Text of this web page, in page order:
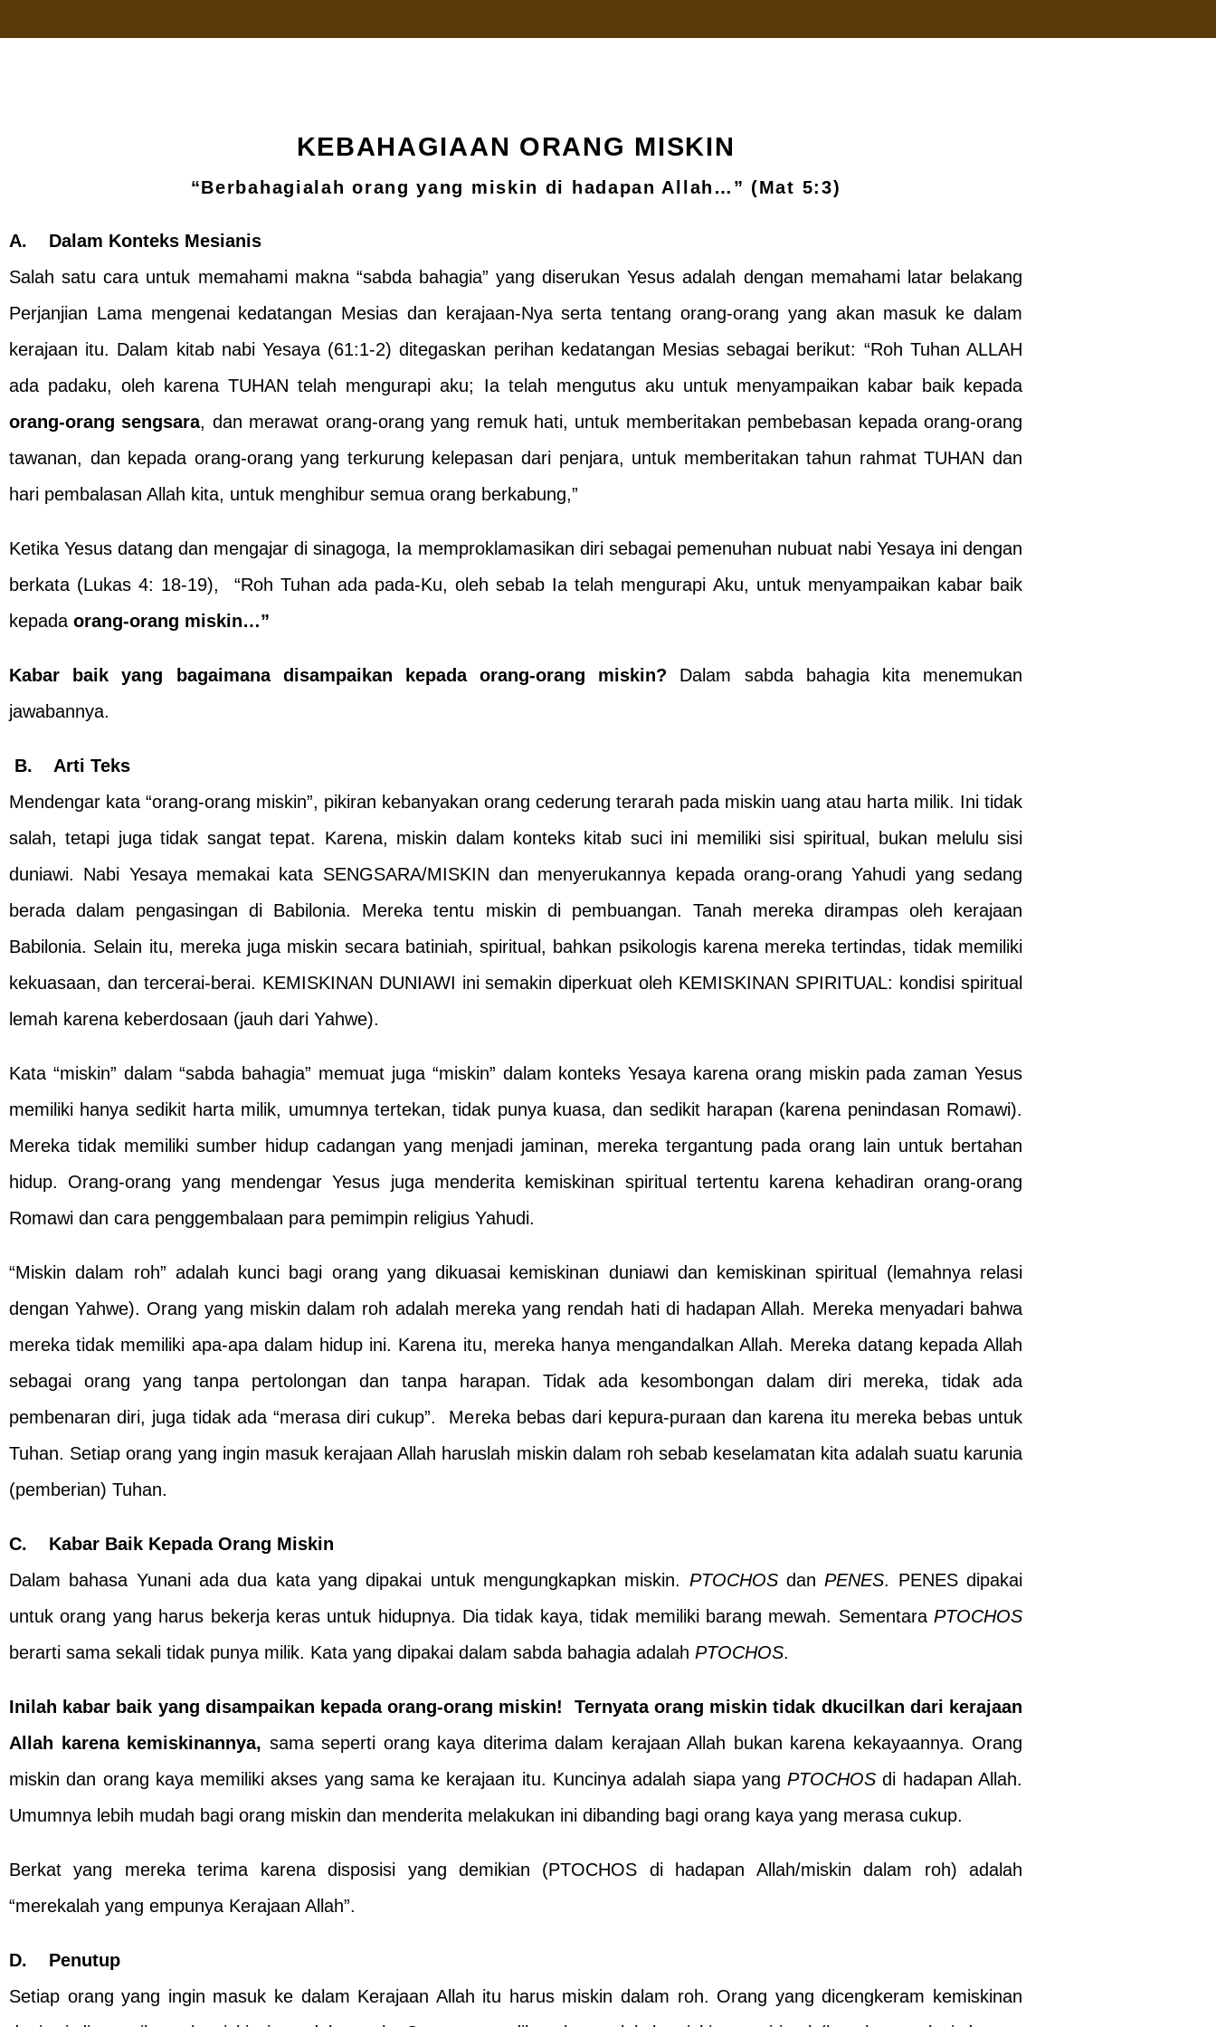
KEBAHAGIAAN ORANG MISKIN
“Berbahagialah orang yang miskin di hadapan Allah…” (Mat 5:3)
A. Dalam Konteks Mesianis
Salah satu cara untuk memahami makna “sabda bahagia” yang diserukan Yesus adalah dengan memahami latar belakang
Perjanjian Lama mengenai kedatangan Mesias dan kerajaan-Nya serta tentang orang-orang yang akan masuk ke dalam
kerajaan itu. Dalam kitab nabi Yesaya (61:1-2) ditegaskan perihan kedatangan Mesias sebagai berikut: “Roh Tuhan ALLAH
ada padaku, oleh karena TUHAN telah mengurapi aku; Ia telah mengutus aku untuk menyampaikan kabar baik kepada
orang-orang sengsara, dan merawat orang-orang yang remuk hati, untuk memberitakan pembebasan kepada orang-orang
tawanan, dan kepada orang-orang yang terkurung kelepasan dari penjara, untuk memberitakan tahun rahmat TUHAN dan
hari pembalasan Allah kita, untuk menghibur semua orang berkabung,”
Ketika Yesus datang dan mengajar di sinagoga, Ia memproklamasikan diri sebagai pemenuhan nubuat nabi Yesaya ini dengan
berkata (Lukas 4: 18-19), “Roh Tuhan ada pada-Ku, oleh sebab Ia telah mengurapi Aku, untuk menyampaikan kabar baik
kepada orang-orang miskin…”
Kabar baik yang bagaimana disampaikan kepada orang-orang miskin? Dalam sabda bahagia kita menemukan
jawabannya.
B. Arti Teks
Mendengar kata “orang-orang miskin”, pikiran kebanyakan orang cederung terarah pada miskin uang atau harta milik. Ini tidak
salah, tetapi juga tidak sangat tepat. Karena, miskin dalam konteks kitab suci ini memiliki sisi spiritual, bukan melulu sisi
duniawi. Nabi Yesaya memakai kata SENGSARA/MISKIN dan menyerukannya kepada orang-orang Yahudi yang sedang
berada dalam pengasingan di Babilonia. Mereka tentu miskin di pembuangan. Tanah mereka dirampas oleh kerajaan
Babilonia. Selain itu, mereka juga miskin secara batiniah, spiritual, bahkan psikologis karena mereka tertindas, tidak memiliki
kekuasaan, dan tercerai-berai. KEMISKINAN DUNIAWI ini semakin diperkuat oleh KEMISKINAN SPIRITUAL: kondisi spiritual
lemah karena keberdosaan (jauh dari Yahwe).
Kata “miskin” dalam “sabda bahagia” memuat juga “miskin” dalam konteks Yesaya karena orang miskin pada zaman Yesus
memiliki hanya sedikit harta milik, umumnya tertekan, tidak punya kuasa, dan sedikit harapan (karena penindasan Romawi).
Mereka tidak memiliki sumber hidup cadangan yang menjadi jaminan, mereka tergantung pada orang lain untuk bertahan
hidup. Orang-orang yang mendengar Yesus juga menderita kemiskinan spiritual tertentu karena kehadiran orang-orang
Romawi dan cara penggembalaan para pemimpin religius Yahudi.
“Miskin dalam roh” adalah kunci bagi orang yang dikuasai kemiskinan duniawi dan kemiskinan spiritual (lemahnya relasi
dengan Yahwe). Orang yang miskin dalam roh adalah mereka yang rendah hati di hadapan Allah. Mereka menyadari bahwa
mereka tidak memiliki apa-apa dalam hidup ini. Karena itu, mereka hanya mengandalkan Allah. Mereka datang kepada Allah
sebagai orang yang tanpa pertolongan dan tanpa harapan. Tidak ada kesombongan dalam diri mereka, tidak ada
pembenaran diri, juga tidak ada “merasa diri cukup”. Mereka bebas dari kepura-puraan dan karena itu mereka bebas untuk
Tuhan. Setiap orang yang ingin masuk kerajaan Allah haruslah miskin dalam roh sebab keselamatan kita adalah suatu karunia
(pemberian) Tuhan.
C. Kabar Baik Kepada Orang Miskin
Dalam bahasa Yunani ada dua kata yang dipakai untuk mengungkapkan miskin. PTOCHOSdanPENES. PENES dipakai
untuk orang yang harus bekerja keras untuk hidupnya. Dia tidak kaya, tidak memiliki barang mewah. Sementara PTOCHOS
berarti sama sekali tidak punya milik. Kata yang dipakai dalam sabda bahagia adalah PTOCHOS.
Inilah kabar baik yang disampaikan kepada orang-orang miskin! Ternyata orang miskin tidak dkucilkan dari kerajaan
Allah
karena kemiskinannya, sama seperti orang kaya diterima dalam kerajaan Allah bukan karena kekayaannya. Orang
miskin dan orang kaya memiliki akses yang sama ke kerajaan itu. Kuncinya adalah siapa yangPTOCHOS di hadapan Allah.
Umumnya lebih mudah bagi orang miskin dan menderita melakukan ini dibanding bagi orang kaya yang merasa cukup.
Berkat yang mereka terima karena disposisi yang demikian (PTOCHOS di hadapan Allah/miskin dalam roh) adalah
“merekalah yang empunya Kerajaan Allah”.
D. Penutup
Setiap orang yang ingin masuk ke dalam Kerajaan Allah itu harus miskin dalam roh. Orang yang dicengkeram kemiskinan